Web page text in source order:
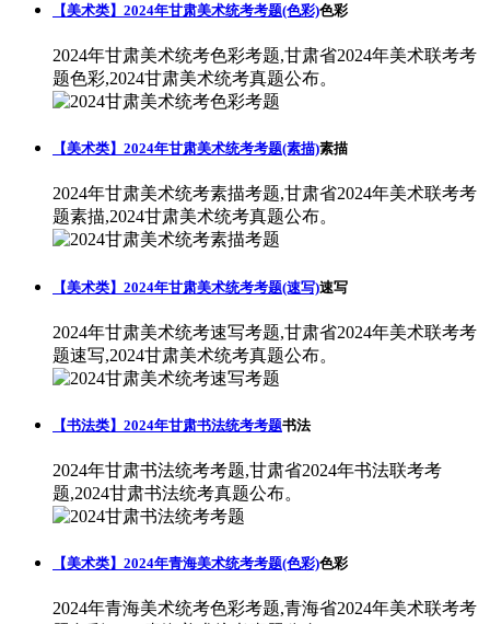
【美术类】2024年甘肃美术统考考题(色彩)色彩
2024年甘肃美术统考色彩考题,甘肃省2024年美术联考考
题色彩,2024甘肃美术统考真题公布。
【美术类】2024年甘肃美术统考考题(素描)素描
2024年甘肃美术统考素描考题,甘肃省2024年美术联考考
题素描,2024甘肃美术统考真题公布。
【美术类】2024年甘肃美术统考考题(速写)速写
2024年甘肃美术统考速写考题,甘肃省2024年美术联考考
题速写,2024甘肃美术统考真题公布。
【书法类】2024年甘肃书法统考考题书法
2024年甘肃书法统考考题,甘肃省2024年书法联考考
题,2024甘肃书法统考真题公布。
【美术类】2024年青海美术统考考题(色彩)色彩
2024年青海美术统考色彩考题,青海省2024年美术联考考